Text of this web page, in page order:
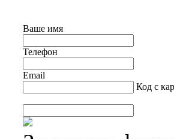
Ваше имя
Телефон
Email
Код с